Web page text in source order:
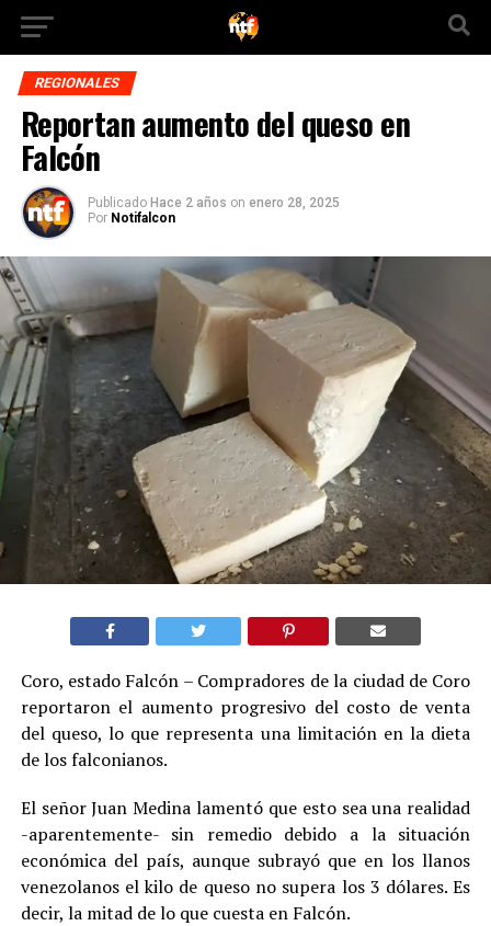
REGIONALES
Reportan aumento del queso en
Falcón
Publicado Hace 2 años on enero 28, 2025
Por Notifalcon
Coro, estado Falcón – Compradores de la ciudad de Coro
reportaron el aumento progresivo del costo de venta
del queso, lo que representa una limitación en la dieta
de los falconianos.
El señor Juan Medina lamentó que esto sea una realidad
-aparentemente- sin remedio debido a la situación
económica del país, aunque subrayó que en los llanos
venezolanos el kilo de queso no supera los 3 dólares. Es
decir, la mitad de lo que cuesta en Falcón.